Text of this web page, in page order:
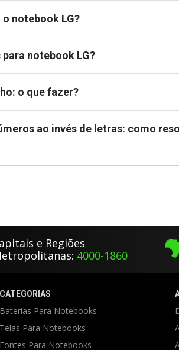
notebook LG?
notebook LG?
o que fazer?
ao invés de letras: como
e Regiões
4000-1860
CATEGORIAS
Baterias Para Notebooks
Telas Para Notebooks
Fontes Para Notebooks